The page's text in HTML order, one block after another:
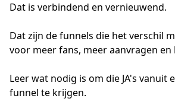
Dat is verbindend en vernieuwend.
Dat zijn de funnels die het verschil
voor meer fans, meer aanvragen en
Leer wat nodig is om die JA's vanuit
funnel te krijgen.